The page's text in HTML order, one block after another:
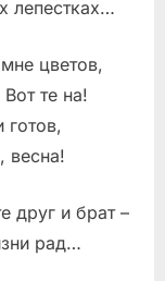
лепестках…
цветов,
те на!
готов,
весна!
друг и брат –
рад…